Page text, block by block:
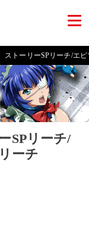
ストーリーSPリーチ/エ
SPリーチ/
ーチ